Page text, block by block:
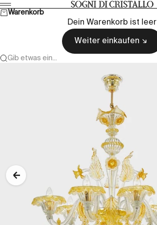
Zum Inhalt springenSogni di cristallo
Menü
Warenkorb
Dein Warenkorb ist leer
Weiter einkaufen
Gib etwas ein...